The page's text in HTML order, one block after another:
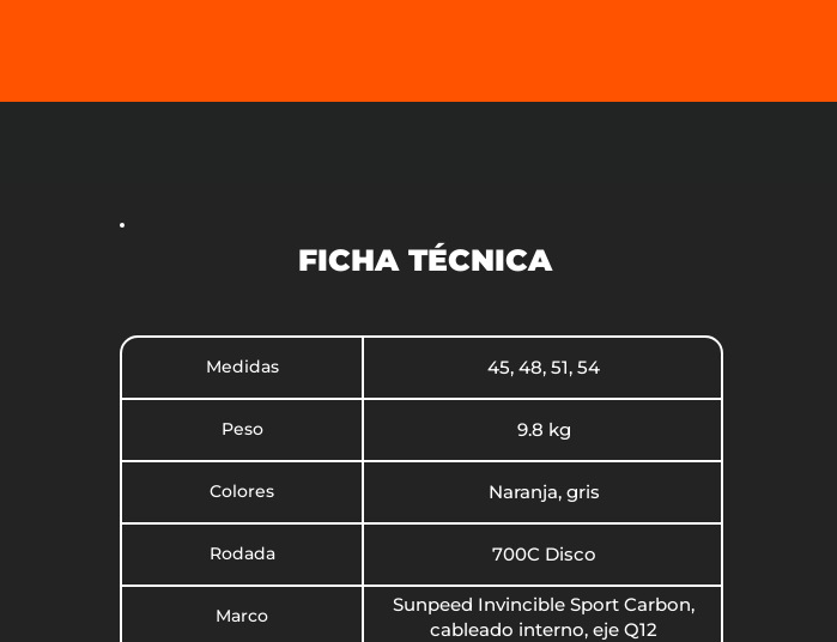
FICHA TÉCNICA
Medidas 45, 48, 51, 54
Peso 9.8 kg
Colores Naranja, gris
Rodada 700C Disco
Marco
Sunpeed Invincible Sport Carbon,
cableado interno, eje Q12